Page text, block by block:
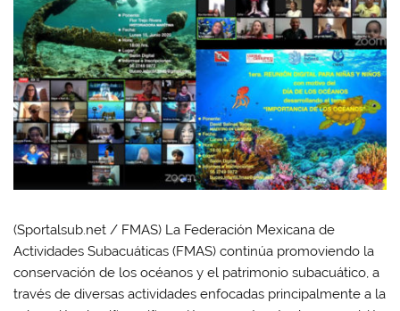
(Sportalsub.net / FMAS) La Federación Mexicana de
Actividades Subacuáticas (FMAS) continúa promoviendo la
conservación de los océanos y el patrimonio subacuático, a
través de diversas actividades enfocadas principalmente a la